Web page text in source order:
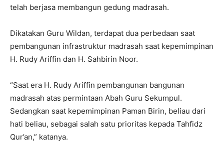
telah berjasa membangun gedung madrasah.
Dikatakan Guru Wildan, terdapat dua perbedaan saat
pembangunan infrastruktur madrasah saat kepemimpinan
H. Rudy Ariffin dan H. Sahbirin Noor.
“Saat era H. Rudy Ariffin pembangunan bangunan
madrasah atas permintaan Abah Guru Sekumpul.
Sedangkan saat kepemimpinan Paman Birin, beliau dari
hati beliau, sebagai salah satu prioritas kepada Tahfidz
Qur’an,” katanya.